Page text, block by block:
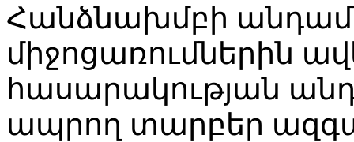
Հանձնախմբի
միջոցառումներին
հասարակության
ապրող տարբեր